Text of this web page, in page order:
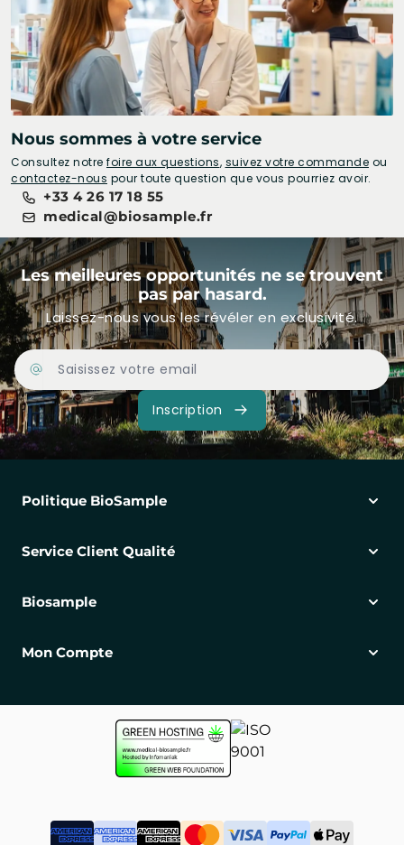
Nous sommes à votre service
Consultez notre foire aux questions, suivez votre commande ou
contactez-nous pour toute question que vous pourriez avoir.
+33 4 26 17 18 55
medical@biosample.fr
Les meilleures opportunités ne se trouvent
pas par hasard.
Laissez-nous vous les révéler en exclusivité.
Adresse Email
Inscription
Politique BioSample
Service Client Qualité
Biosample
Mon Compte